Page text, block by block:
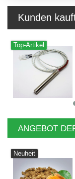
Kunden
Top-Artikel
ANGEBOT
Neuheit